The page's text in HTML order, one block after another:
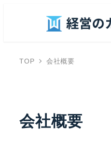
TOP 会社概要
会社概要